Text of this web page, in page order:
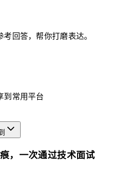
回答，帮你打磨表达。
到常用平台
，一次通过技术面试